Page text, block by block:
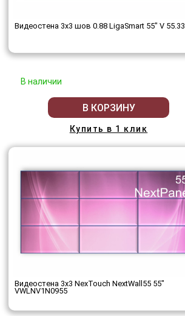
Видеостена 3x3 шов 0.88 LigaSmart 55" V 55.33
В наличии
В КОРЗИНУ
Купить в 1 клик
Видеостена 3x3 NexTouch NextWall55 55"
VWLNV1N0955